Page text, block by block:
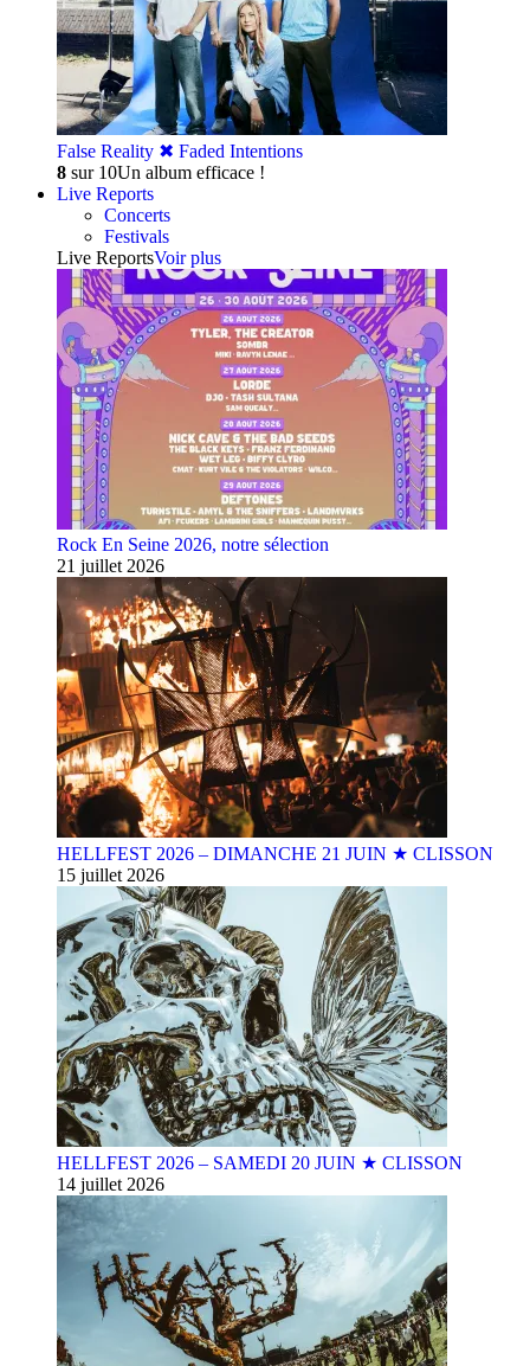
False Reality ✖︎ Faded Intentions
8 sur 10Un album efficace !
Live Reports
Concerts
Festivals
Live ReportsVoir plus
Rock En Seine 2026, notre sélection
21 juillet 2026
HELLFEST 2026 – DIMANCHE 21 JUIN ★ CLISSON
15 juillet 2026
HELLFEST 2026 – SAMEDI 20 JUIN ★ CLISSON
14 juillet 2026